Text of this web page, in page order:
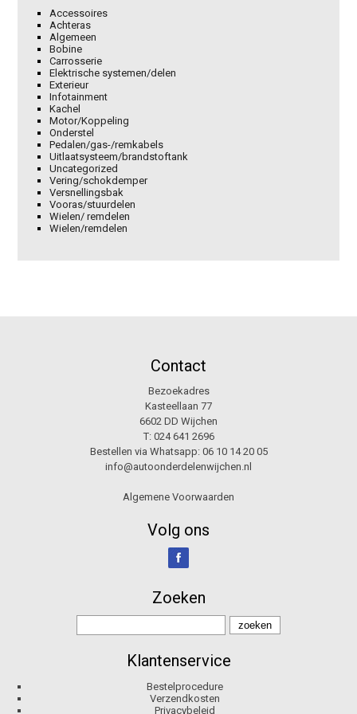
Accessoires
Achteras
Algemeen
Bobine
Carrosserie
Elektrische systemen/delen
Exterieur
Infotainment
Kachel
Motor/Koppeling
Onderstel
Pedalen/gas-/remkabels
Uitlaatsysteem/brandstoftank
Uncategorized
Vering/schokdemper
Versnellingsbak
Vooras/stuurdelen
Wielen/ remdelen
Wielen/remdelen
Contact
Bezoekadres
Kasteellaan 77
6602 DD Wijchen
T: 024 641 2696
Bestellen via Whatsapp: 06 10 14 20 05
info@autoonderdelenwijchen.nl
Algemene Voorwaarden
Volg ons
Zoeken
Klantenservice
Bestelprocedure
Verzendkosten
Privacybeleid